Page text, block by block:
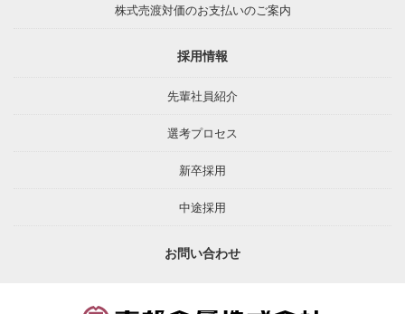
株式売渡対価のお支払いのご案内
採用情報
先輩社員紹介
選考プロセス
新卒採用
中途採用
お問い合わせ